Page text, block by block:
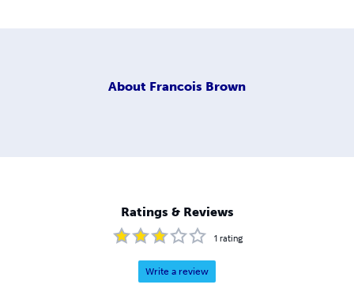
About Francois Brown
Ratings & Reviews
1 rating
Write a review